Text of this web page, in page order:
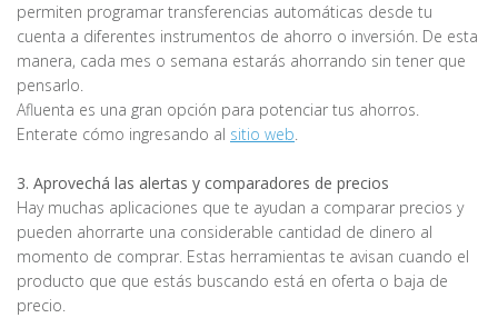
permiten programar transferencias automáticas desde tu
cuenta a diferentes instrumentos de ahorro o inversión. De esta
manera, cada mes o semana estarás ahorrando sin tener que
pensarlo.
Afluenta es una gran opción para potenciar tus ahorros.
Enterate cómo ingresando al sitio web.
3. Aprovechá las alertas y comparadores de precios
Hay muchas aplicaciones que te ayudan a comparar precios y
pueden ahorrarte una considerable cantidad de dinero al
momento de comprar. Estas herramientas te avisan cuando el
producto que que estás buscando está en oferta o baja de
precio.